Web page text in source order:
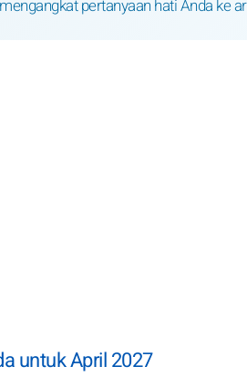
pertanyaan hati Anda ke
untuk April 2027